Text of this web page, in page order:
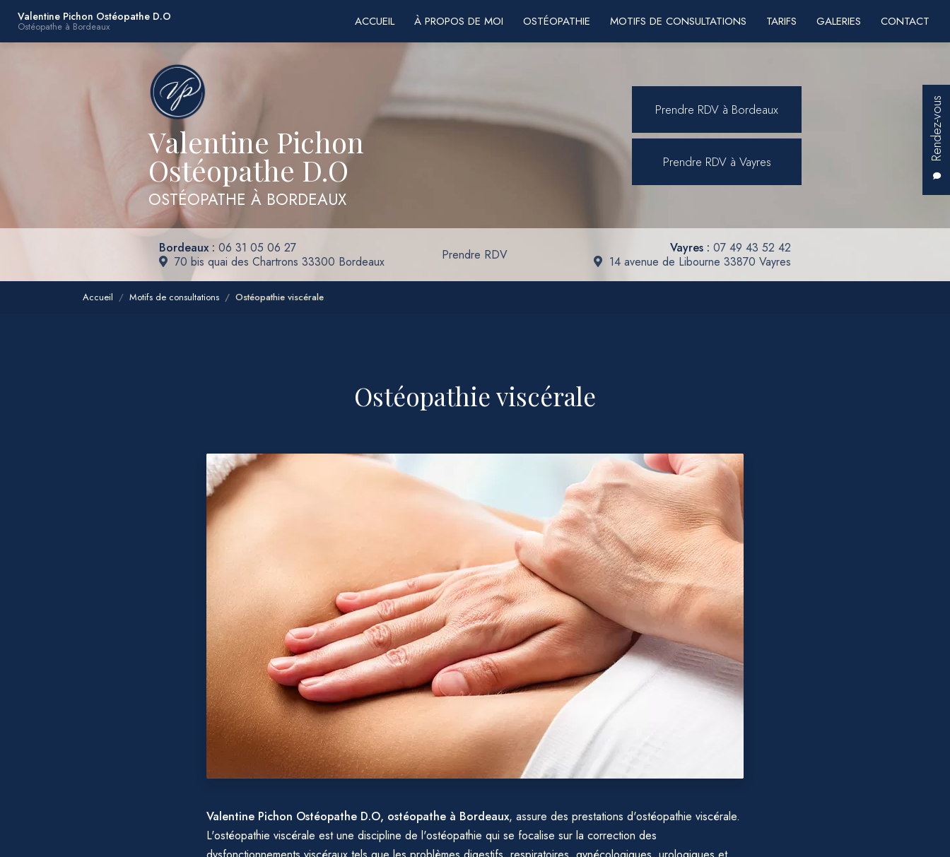
Aller
contenu
Valentine Pichon Ostéopathe D.O
Ostéopathe à Bordeaux
Rendez-vous
ACCUEIL À PROPOS DE MOI OSTÉOPATHIE MOTIFS DE CONSULTATIONS TARIFS GALERIES CONTACT
Valentine Pichon
Ostéopathe D.O
OSTÉOPATHE À BORDEAUX
Prendre RDV à Bordeaux
Prendre RDV à Vayres
Prendre RDV
Bordeaux : 06 31 05 06 27
70 bis quai des Chartrons 33300 Bordeaux
Vayres : 07 49 43 52 42
14 avenue de Libourne 33870 Vayres
Accueil Motifs de consultations Ostéopathie viscérale
Ostéopathie viscérale
Valentine Pichon Ostéopathe D.O, ostéopathe à Bordeaux, assure des prestations d'ostéopathie viscérale.
L'ostéopathie viscérale est une discipline de l'ostéopathie qui se focalise sur la correction des